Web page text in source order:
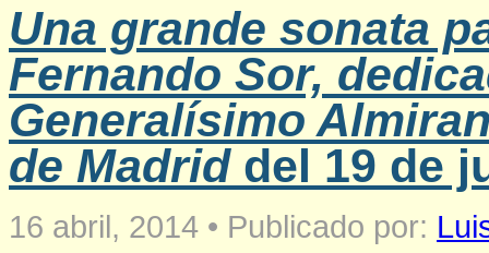
Una grande sonata
Fernando Sor,
Generalísimo
de Madriddel 19 de
16 abril, 2014 • Publicado por: